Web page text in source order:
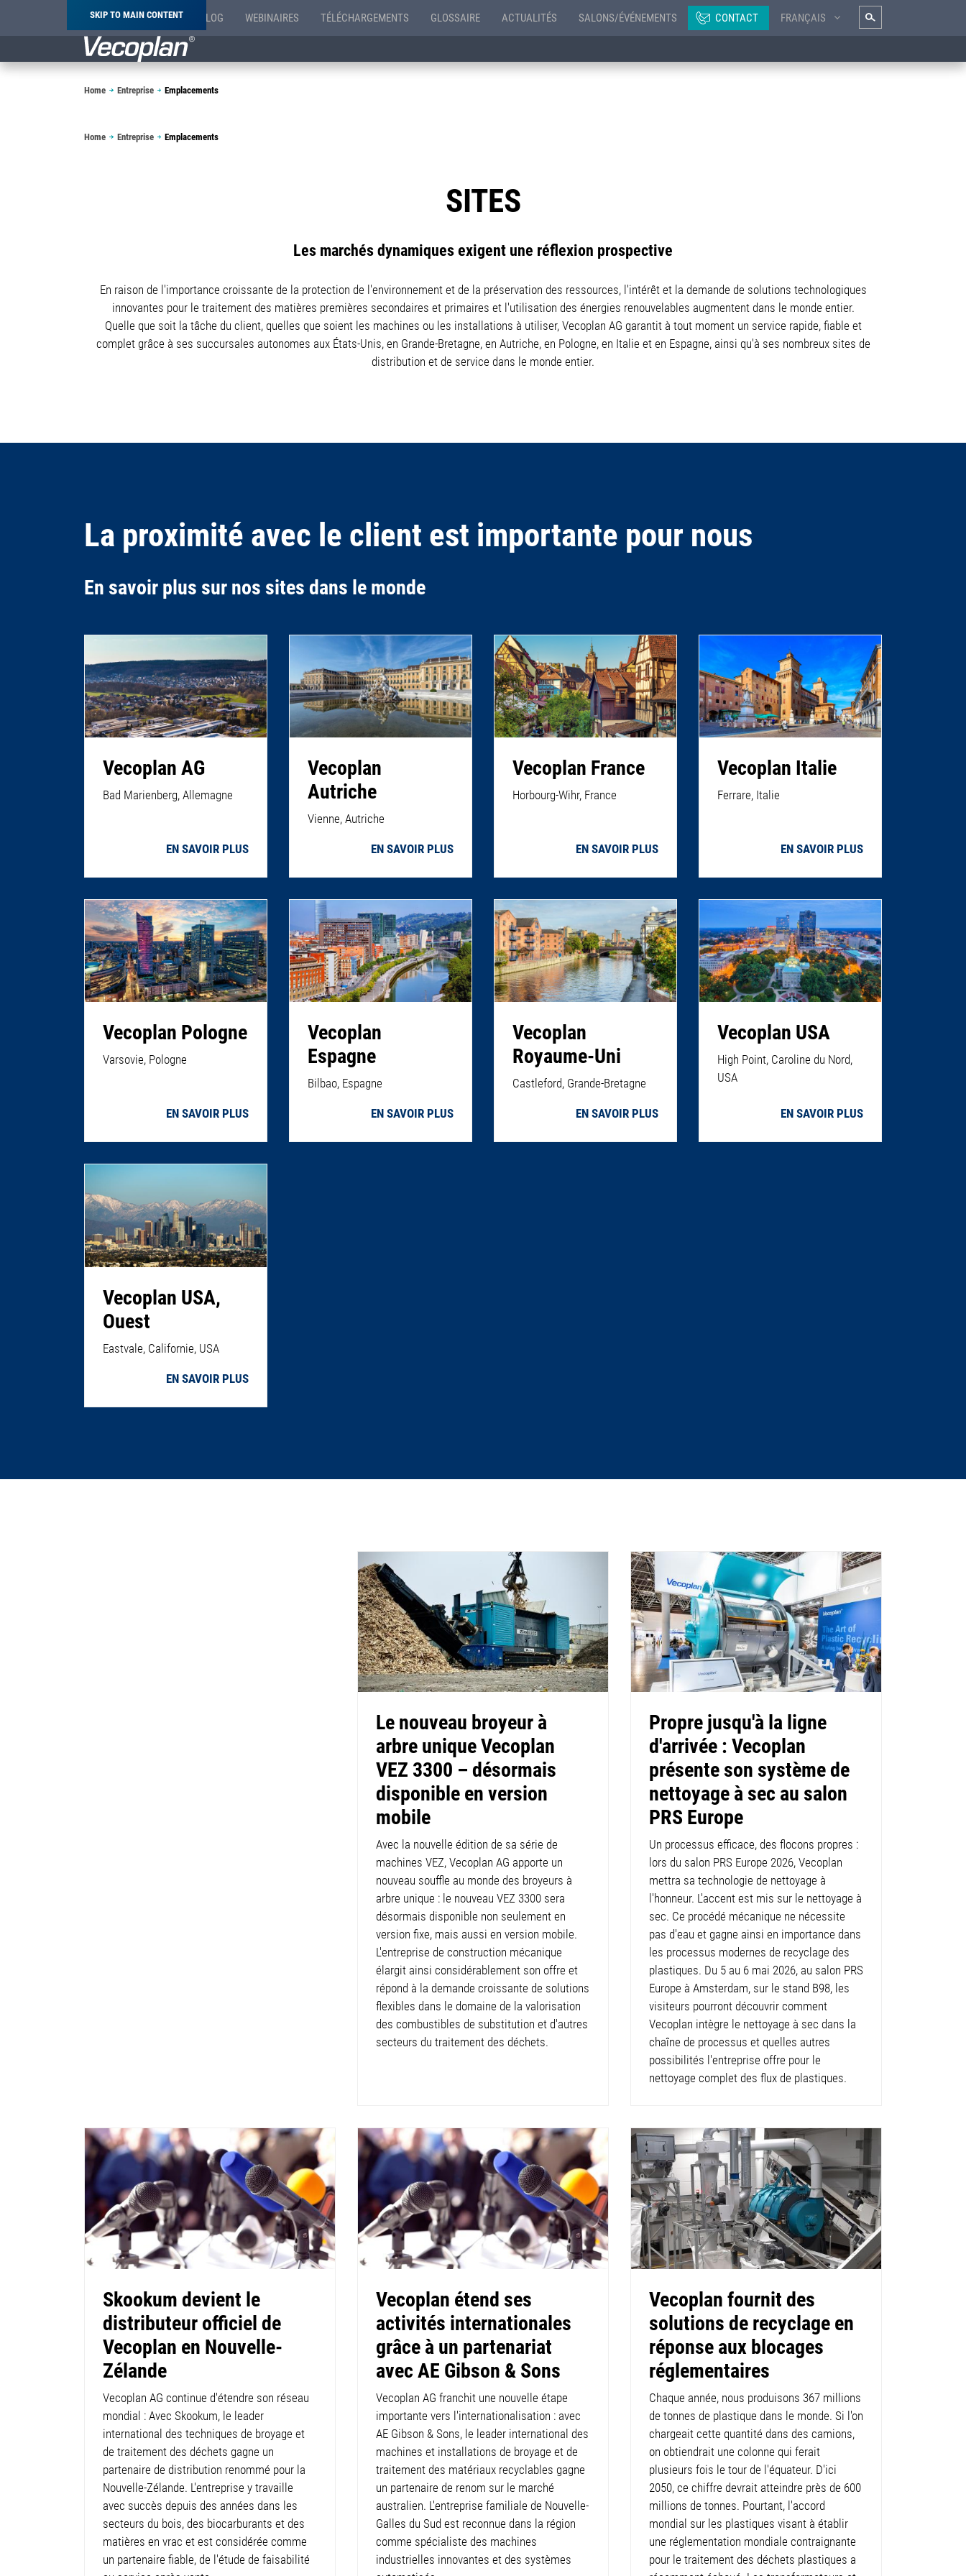
SKIP TO MAIN CONTENT BLOG WEBINAIRES TÉLÉCHARGEMENTS GLOSSAIRE ACTUALITÉS SALONS/ÉVÉNEMENTS CONTACT FRANÇAIS
Breadcrumb
Home Entreprise Emplacements
Breadcrumb
Home Entreprise Emplacements
SITES
Les marchés dynamiques exigent une réflexion prospective
En raison de l'importance croissante de la protection de l'environnement et de la préservation des ressources, l'intérêt et la demande de solutions technologiques
innovantes pour le traitement des matières premières secondaires et primaires et l'utilisation des énergies renouvelables augmentent dans le monde entier.
Quelle que soit la tâche du client, quelles que soient les machines ou les installations à utiliser, Vecoplan AG garantit à tout moment un service rapide, fiable et
complet grâce à ses succursales autonomes aux États-Unis, en Grande-Bretagne, en Autriche, en Pologne, en Italie et en Espagne, ainsi qu'à ses nombreux sites de
distribution et de service dans le monde entier.
La proximité avec le client est importante pour nous
En savoir plus sur nos sites dans le monde
Vecoplan AG
Bad Marienberg, Allemagne
EN SAVOIR PLUS
Vecoplan
Autriche
Vienne, Autriche
EN SAVOIR PLUS
Vecoplan France
Horbourg-Wihr, France
EN SAVOIR PLUS
Vecoplan Italie
Ferrare, Italie
EN SAVOIR PLUS
Vecoplan Pologne
Varsovie, Pologne
EN SAVOIR PLUS
Vecoplan
Espagne
Bilbao, Espagne
EN SAVOIR PLUS
Vecoplan
Royaume-Uni
Castleford, Grande-Bretagne
EN SAVOIR PLUS
Vecoplan USA
High Point, Caroline du Nord,
USA
EN SAVOIR PLUS
Vecoplan USA,
Ouest
Eastvale, Californie, USA
EN SAVOIR PLUS
Le nouveau broyeur à
arbre unique Vecoplan
VEZ 3300 – désormais
disponible en version
mobile
Avec la nouvelle édition de sa série de
machines VEZ, Vecoplan AG apporte un
nouveau souffle au monde des broyeurs à
arbre unique : le nouveau VEZ 3300 sera
désormais disponible non seulement en
version fixe, mais aussi en version mobile.
L'entreprise de construction mécanique
élargit ainsi considérablement son offre et
répond à la demande croissante de solutions
flexibles dans le domaine de la valorisation
des combustibles de substitution et d'autres
secteurs du traitement des déchets.
Propre jusqu'à la ligne
d'arrivée : Vecoplan
présente son système de
nettoyage à sec au salon
PRS Europe
Un processus efficace, des flocons propres :
lors du salon PRS Europe 2026, Vecoplan
mettra sa technologie de nettoyage à
l'honneur. L'accent est mis sur le nettoyage à
sec. Ce procédé mécanique ne nécessite
pas d'eau et gagne ainsi en importance dans
les processus modernes de recyclage des
plastiques. Du 5 au 6 mai 2026, au salon PRS
Europe à Amsterdam, sur le stand B98, les
visiteurs pourront découvrir comment
Vecoplan intègre le nettoyage à sec dans la
chaîne de processus et quelles autres
possibilités l'entreprise offre pour le
nettoyage complet des flux de plastiques.
Skookum devient le
distributeur officiel de
Vecoplan en Nouvelle-
Zélande
Vecoplan AG continue d'étendre son réseau
mondial : Avec Skookum, le leader
international des techniques de broyage et
de traitement des déchets gagne un
partenaire de distribution renommé pour la
Nouvelle-Zélande. L'entreprise y travaille
avec succès depuis des années dans les
secteurs du bois, des biocarburants et des
matières en vrac et est considérée comme
un partenaire fiable, de l'étude de faisabilité
Vecoplan étend ses
activités internationales
grâce à un partenariat
avec AE Gibson & Sons
Vecoplan AG franchit une nouvelle étape
importante vers l'internationalisation : avec
AE Gibson & Sons, le leader international des
machines et installations de broyage et de
traitement des matériaux recyclables gagne
un partenaire de renom sur le marché
australien. L'entreprise familiale de Nouvelle-
Galles du Sud est reconnue dans la région
comme spécialiste des machines
industrielles innovantes et des systèmes
Vecoplan fournit des
solutions de recyclage en
réponse aux blocages
réglementaires
Chaque année, nous produisons 367 millions
de tonnes de plastique dans le monde. Si l'on
chargeait cette quantité dans des camions,
on obtiendrait une colonne qui ferait
plusieurs fois le tour de l'équateur. D'ici
2050, ce chiffre devrait atteindre près de 600
millions de tonnes. Pourtant, l'accord
mondial sur les plastiques visant à établir
une réglementation mondiale contraignante
pour le traitement des déchets plastiques a